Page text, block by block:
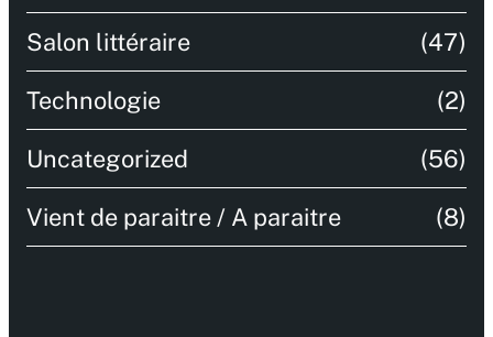
Salon littéraire (47)
Technologie (2)
Uncategorized (56)
Vient de paraitre / A paraitre (8)